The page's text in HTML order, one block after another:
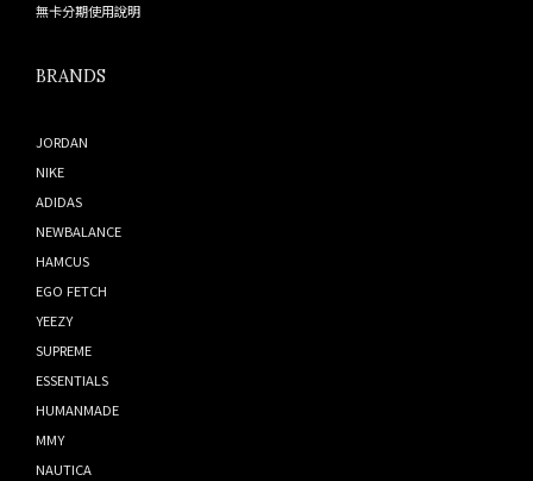
無卡分期使用說明
BRANDS
JORDAN
NIKE
ADIDAS
NEWBALANCE
HAMCUS
EGO FETCH
YEEZY
SUPREME
ESSENTIALS
HUMANMADE
MMY
NAUTICA